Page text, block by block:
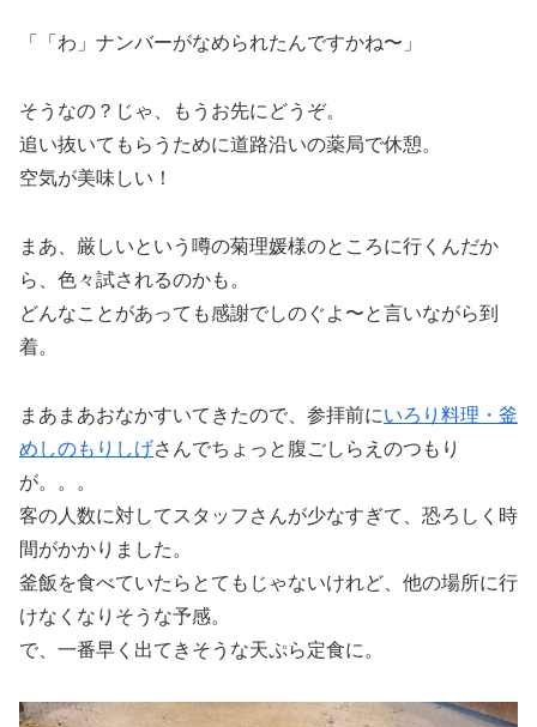
「「わ」ナンバーがなめられたんですかね〜」
そうなの？じゃ、もうお先にどうぞ。
追い抜いてもらうために道路沿いの薬局で休憩。
空気が美味しい！
まあ、厳しいという噂の菊理媛様のところに行くんだか
ら、色々試されるのかも。
どんなことがあっても感謝でしのぐよ〜と言いながら到
着。
まあまあおなかすいてきたので、参拝前にいろり料理・釜
めしのもりしげさんでちょっと腹ごしらえのつもり
が。。。
客の人数に対してスタッフさんが少なすぎて、恐ろしく時
間がかかりました。
釜飯を食べていたらとてもじゃないけれど、他の場所に行
けなくなりそうな予感。
で、一番早く出てきそうな天ぷら定食に。